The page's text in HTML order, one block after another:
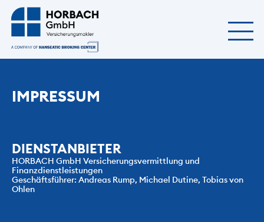
IMPRESSUM
DIENSTANBIETER
HORBACH GmbH Versicherungsvermittlung und
Finanzdienstleistungen
Geschäftsführer: Andreas Rump, Michael Dutine, Tobias von
Ohlen